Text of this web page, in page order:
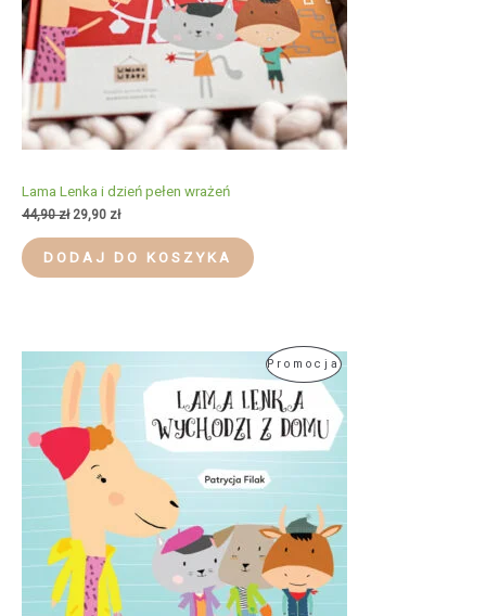
Lama Lenka i dzień pełen wrażeń
44,90zł Pierwotna
44,90 zł.
29,90 złAktualna
29,90 zł.
DODAJ DO KOSZYKA
PromocjaProdukt